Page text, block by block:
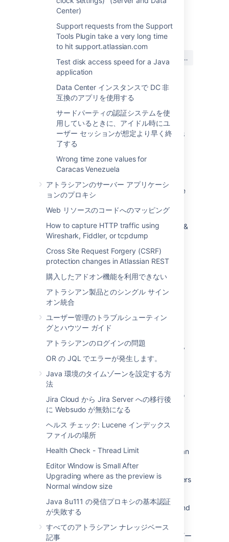
Center)
Support requests from the Support
Tools Plugin take a very long time
to hit support.atlassian.com
Test disk access speed for a Java
application
Data Center インスタンスで DC 非
互換のアプリを使用する
サードパーティの認証システムを使
用しているときに、アイドル時にユ
ーザー セッションが想定より早く終
了する
Wrong time zone values for
Caracas Venezuela
アトラシアンのサーバー アプリケーシ
ョンのプロキシ
Web リソースのコードへのマッピング
How to capture HTTP traffic using
Wireshark, Fiddler, or tcpdump
Cross Site Request Forgery (CSRF)
protection changes in Atlassian REST
購入したアドオン機能を利用できない
アトラシアン製品とのシングル サイン
オン統合
ユーザー管理のトラブルシューティン
グとハウツー ガイド
アトラシアンのログインの問題
OR の JQL でエラーが発生します。
Java 環境のタイムゾーンを設定する方
法
Jira Cloud から Jira Server への移行後
に Websudo が無効になる
ヘルス チェック: Lucene インデックス
ファイルの場所
Health Check - Thread Limit
Editor Window is Small After
Upgrading where as the preview is
Normal window size
Java 8u111 の発信プロキシの基本認証
が失敗する
すべてのアトラシアン ナレッジベース
記事
最終更新日 2016 年 7 月 8 日
この内容はお役に立ちました
はい いいえ
このセクションの項目
Application crashes due to 'Internal Error
(sharedRuntime.cpp:833)' caused by Java 8
Application crashes with SIGSEGV jvm.dll
ciObjectFactory::create_new_metadata
AWS Cloudformation templates: using ansible
ブラウザー トラブルシューティングガイド
ご利用の Atlassian Marketplace Data Center &
サーバー アプリのクラウドでの代替
Disabling or Enabling Analytics throws
Configuration change could not be saved,
check your connection with the server
Disabling the HipChat Integration with the
Atlassian products
Duplicate entry '0' for key 'PRIMARY'
exceptions in log
Element type Connector must be followed by
either attribute specifications
スレッド ダンプの生成
How to change JVM arguments at runtime to
avoid application restart
How to migrate from a connector type user
directory to delegated
How to receive email notifications for Atlassian
Security vulnerabilities
How to set Reverse Proxy and SSL parameters
while running Atlassian Docker Images
Inconsistent/ intermittent user permissions and
login issues
LDAP のインクリメンタル同期によってユーザー